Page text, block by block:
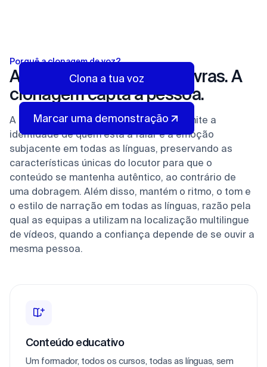
Porquê a clonagem de voz?
A tradução capta as palavras. A
clonagem capta a pessoa.
Clona a tua voz
Marcar uma demonstração
A tecnologia de clonagem de voz transmite a
identidade de quem está a falar e a emoção
subjacente em todas as línguas, preservando as
características únicas do locutor para que o
conteúdo se mantenha autêntico, ao contrário de
uma dobragem. Além disso, mantém o ritmo, o tom e
o estilo de narração em todas as línguas, razão pela
qual as equipas a utilizam na localização multilingue
de vídeos, quando a confiança depende de se ouvir a
mesma pessoa.
Conteúdo educativo
Um formador, todos os cursos, todas as línguas, sem